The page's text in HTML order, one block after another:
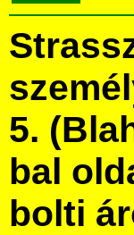
5.
bal
bolti